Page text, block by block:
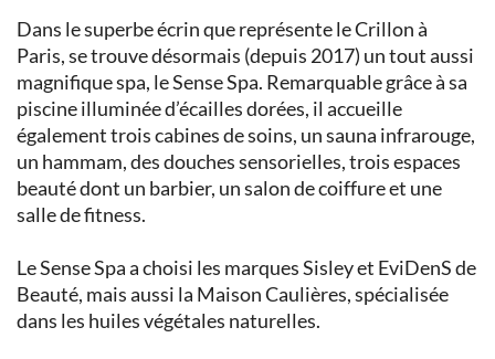
Dans le superbe écrin que représente le Crillon à
Paris, se trouve désormais (depuis 2017) un tout aussi
magnifique spa, le Sense Spa. Remarquable grâce à sa
piscine illuminée d’écailles dorées, il accueille
également trois cabines de soins, un sauna infrarouge,
un hammam, des douches sensorielles, trois espaces
beauté dont un barbier, un salon de coiffure et une
salle de fitness.
Le Sense Spa a choisi les marques Sisley et EviDenS de
Beauté, mais aussi la Maison Caulières, spécialisée
dans les huiles végétales naturelles.